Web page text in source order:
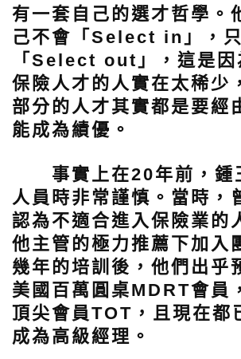
有一套自己的選才哲學。
己不會「Select in」，
「Select out」，這是因
保險人才的人實在太稀少
部分的人才其實都是要經
能成為績優。
事實上在20年前，鍾
人員時非常謹慎。當時，
認為不適合進入保險業的
他主管的極力推薦下加入
幾年的培訓後，他們出乎
美國百萬圓桌MDRT會員
頂尖會員TOT，且現在都
成為高級經理。